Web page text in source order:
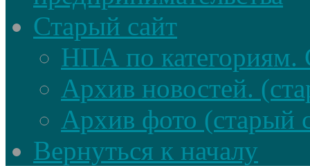
Старый сайт
НПА по категориям.
Архив новостей.
Архив фото (старый
Вернуться к началу